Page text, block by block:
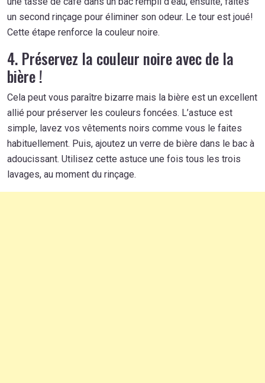
un second rinçage pour éliminer son odeur. Le tour est joué!
Cette étape renforce la couleur noire.
4. Préservez la couleur noire avec de la
bière !
Cela peut vous paraître bizarre mais la bière est un excellent
allié pour préserver les couleurs foncées. L’astuce est
simple, lavez vos vêtements noirs comme vous le faites
habituellement. Puis, ajoutez un verre de bière dans le bac à
adoucissant. Utilisez cette astuce une fois tous les trois
lavages, au moment du rinçage.